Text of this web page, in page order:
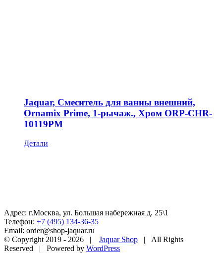
Jaquar, Смеситель для ванны внешний,
Ornamix Prime, 1-рычаж., Хром ORP-CHR-
10119PM
Детали
Адрес: г.Москва, ул. Большая набережная д. 25\1
Телефон: +7 (495) 134-36-35
Email: order@shop-jaquar.ru
© Copyright 2019 - 2026 | Jaquar Shop | All Rights
Reserved | Powered by WordPress